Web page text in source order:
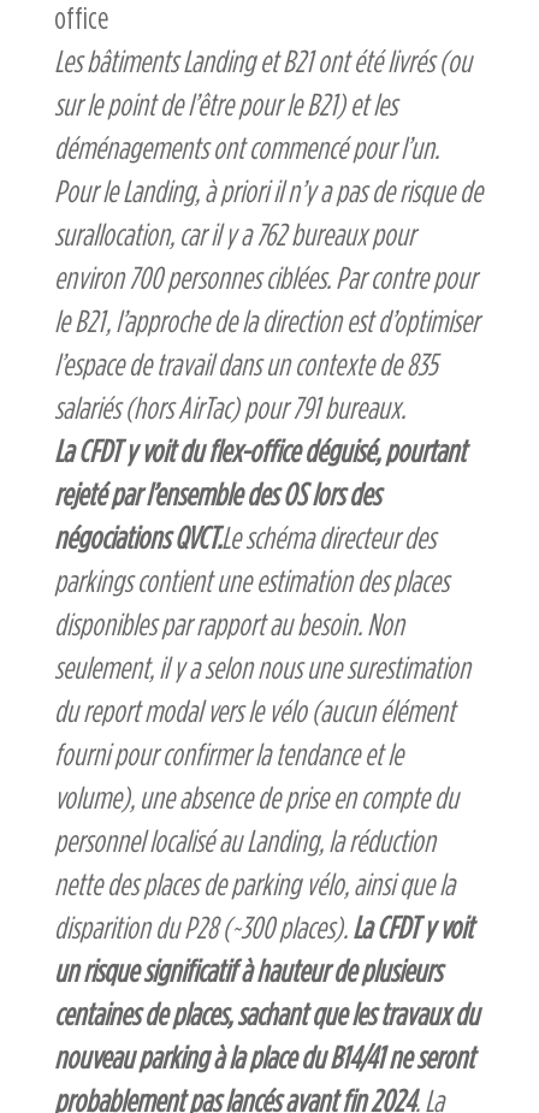
office
Les bâtiments Landing et B21 ont été livrés (ou
sur le point de l’être pour le B21) et les
déménagements ont commencé pour l’un.
Pour le Landing, à priori il n’y a pas de risque de
surallocation, car il y a 762 bureaux pour
environ 700 personnes ciblées. Par contre pour
le B21, l’approche de la direction est d’optimiser
l’espace de travail dans un contexte de 835
salariés (hors AirTac) pour 791 bureaux.
La CFDT y voit du flex-office déguisé, pourtant
rejeté par l’ensemble des OS lors des
négociations QVCT.Le schéma directeur des
parkings contient une estimation des places
disponibles par rapport au besoin. Non
seulement, il y a selon nous une surestimation
du report modal vers le vélo (aucun élément
fourni pour confirmer la tendance et le
volume), une absence de prise en compte du
personnel localisé au Landing, la réduction
nette des places de parking vélo, ainsi que la
disparition du P28 (~300 places).La CFDT y voit
un risque significatif à hauteur de plusieurs
centaines de places, sachant que les travaux du
nouveau parking à la place du B14/41 ne seront
probablement pas lancés avant fin 2024. La